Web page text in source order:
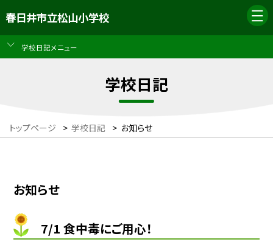
春日井市立松山小学校
学校日記メニュー
学校日記
トップページ > 学校日記 > お知らせ
お知らせ
7/1 食中毒にご用心！